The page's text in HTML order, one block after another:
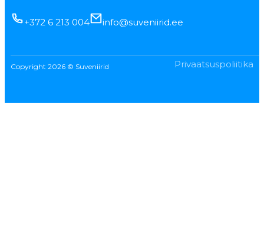
+372 6 213 004 info@suveniirid.ee
Copyright 2026 © Suveniirid Privaatsuspoliitika